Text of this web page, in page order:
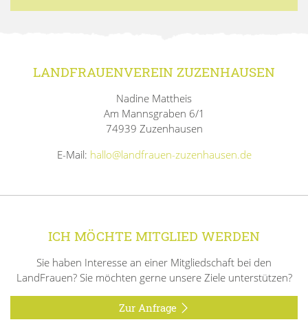
LANDFRAUENVEREIN ZUZENHAUSEN
Nadine Mattheis
Am Mannsgraben 6/1
74939 Zuzenhausen
E-Mail: hallo@landfrauen-zuzenhausen.de
ICH MÖCHTE MITGLIED WERDEN
Sie haben Interesse an einer Mitgliedschaft bei den
LandFrauen? Sie möchten gerne unsere Ziele unterstützen?
Zur Anfrage